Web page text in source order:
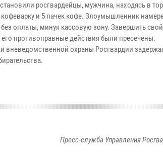
росгвардейцы, мужчина, находясь в
и 5 пачек кофе. Злоумышленник
без оплаты, минуя кассовую зону. Завершить
его противоправные действия были пресечены.
вневедомственной охраны Росгвардии
Пресс-служба Управления